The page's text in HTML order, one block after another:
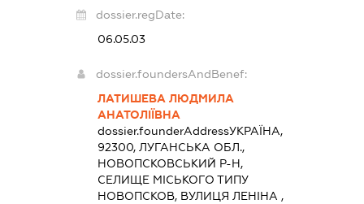
dossier.regDate:
06.05.03
dossier.foundersAndBenef:
ЛАТИШЕВА ЛЮДМИЛА
АНАТОЛІЇВНА
dossier.founderAddressУКРАЇНА,
92300, ЛУГАНСЬКА ОБЛ.,
НОВОПСКОВСЬКИЙ Р-Н,
СЕЛИЩЕ МІСЬКОГО ТИПУ
НОВОПСКОВ, ВУЛИЦЯ ЛЕНІНА ,